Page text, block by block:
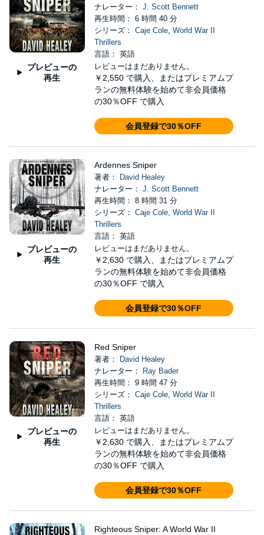
プレビューの
再生
ナレーター： J. Scott Bennett
再生時間： 6 時間 40 分
シリーズ： Caje Cole, World War II
Thrillers
言語： 英語
レビューはまだありません。
￥2,550 で購入、またはプレミアムプ
ランの無料体験を始めて非会員価格
の30％OFF で購入
会員登録で30％OFF
プレビューの
再生
Ardennes Sniper
著者：
David Healey
ナレーター： J. Scott Bennett
再生時間： 8 時間 31 分
シリーズ： Caje Cole, World War II
Thrillers
言語： 英語
レビューはまだありません。
￥2,630 で購入、またはプレミアムプ
ランの無料体験を始めて非会員価格
の30％OFF で購入
会員登録で30％OFF
プレビューの
再生
Red Sniper
著者：
David Healey
ナレーター：
Ray Bader
再生時間： 9 時間 47 分
シリーズ： Caje Cole, World War II
Thrillers
言語： 英語
レビューはまだありません。
￥2,630 で購入、またはプレミアムプ
ランの無料体験を始めて非会員価格
の30％OFF で購入
会員登録で30％OFF
Righteous Sniper: A World War II